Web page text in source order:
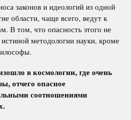
законов и идеологий из одной
области, чаще всего, ведут к
В том, что опасность этого не
методологии науки, кроме
в космологии, где очень
отчего опасное
соотношениями